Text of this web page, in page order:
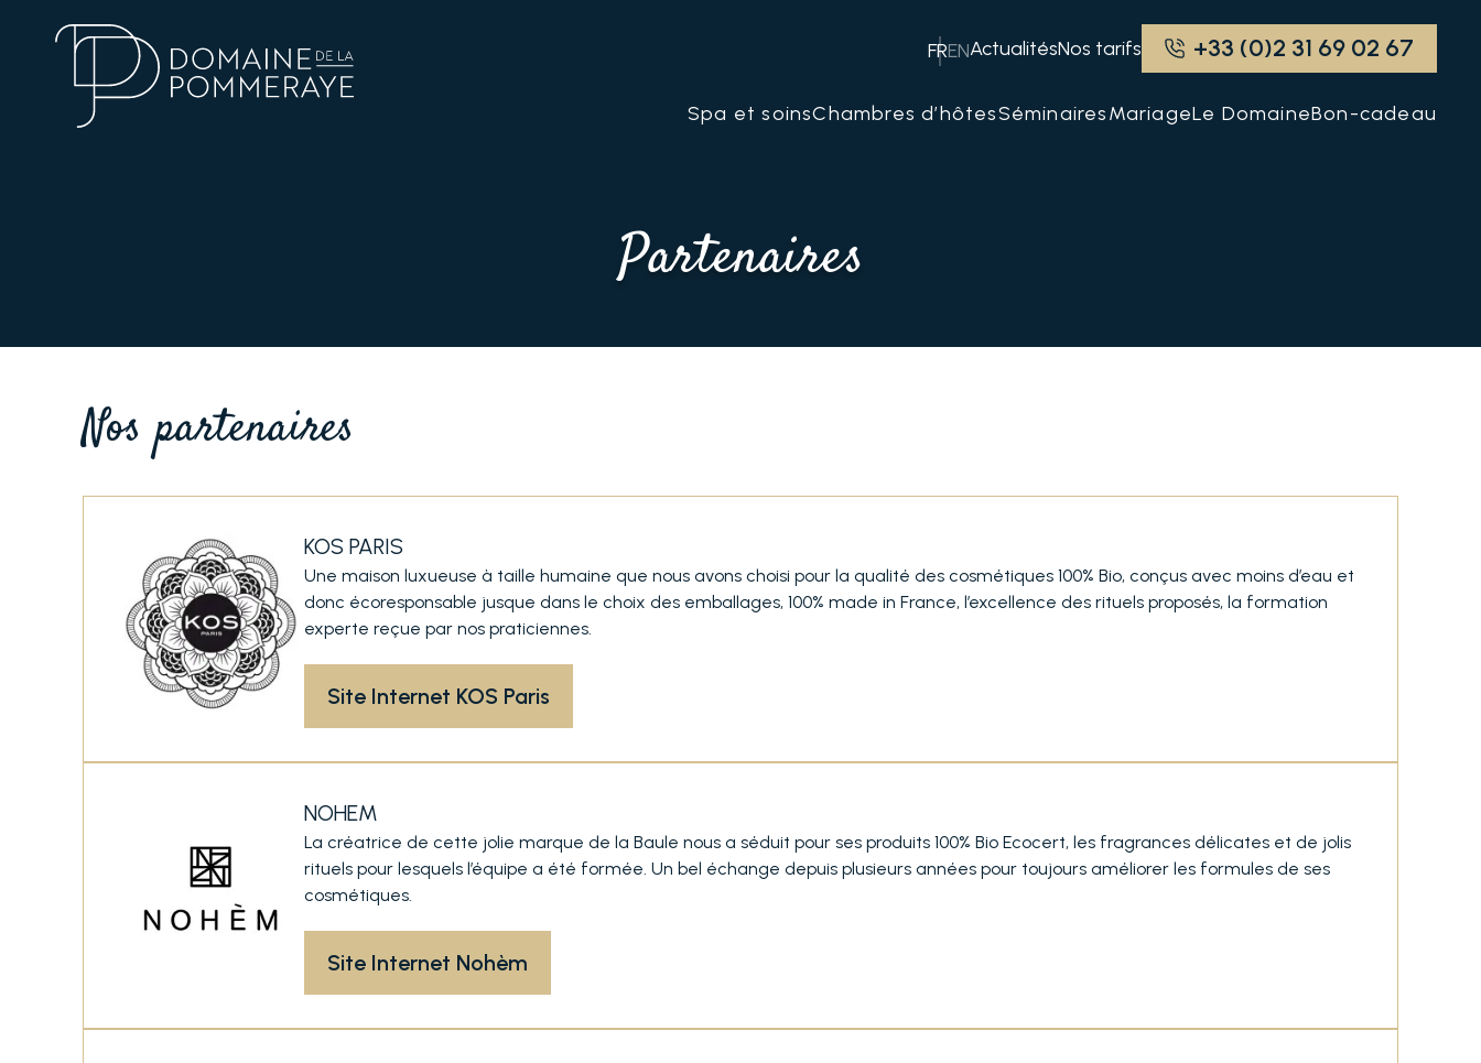
EN
FR ActualitésNos tarifs +33 (0)2 31 69 02 67
Spa et soinsChambres d’hôtesSéminairesMariageLe DomaineBon-cadeau
Partenaires
Nos partenaires
KOS PARIS
Une maison luxueuse à taille humaine que nous avons choisi pour la qualité des cosmétiques 100% Bio, conçus avec moins d’eau et
donc écoresponsable jusque dans le choix des emballages, 100% made in France, l’excellence des rituels proposés, la formation
experte reçue par nos praticiennes.
Site Internet KOS Paris
NOHEM
La créatrice de cette jolie marque de la Baule nous a séduit pour ses produits 100% Bio Ecocert, les fragrances délicates et de jolis
rituels pour lesquels l’équipe a été formée. Un bel échange depuis plusieurs années pour toujours améliorer les formules de ses
cosmétiques.
Site Internet Nohèm